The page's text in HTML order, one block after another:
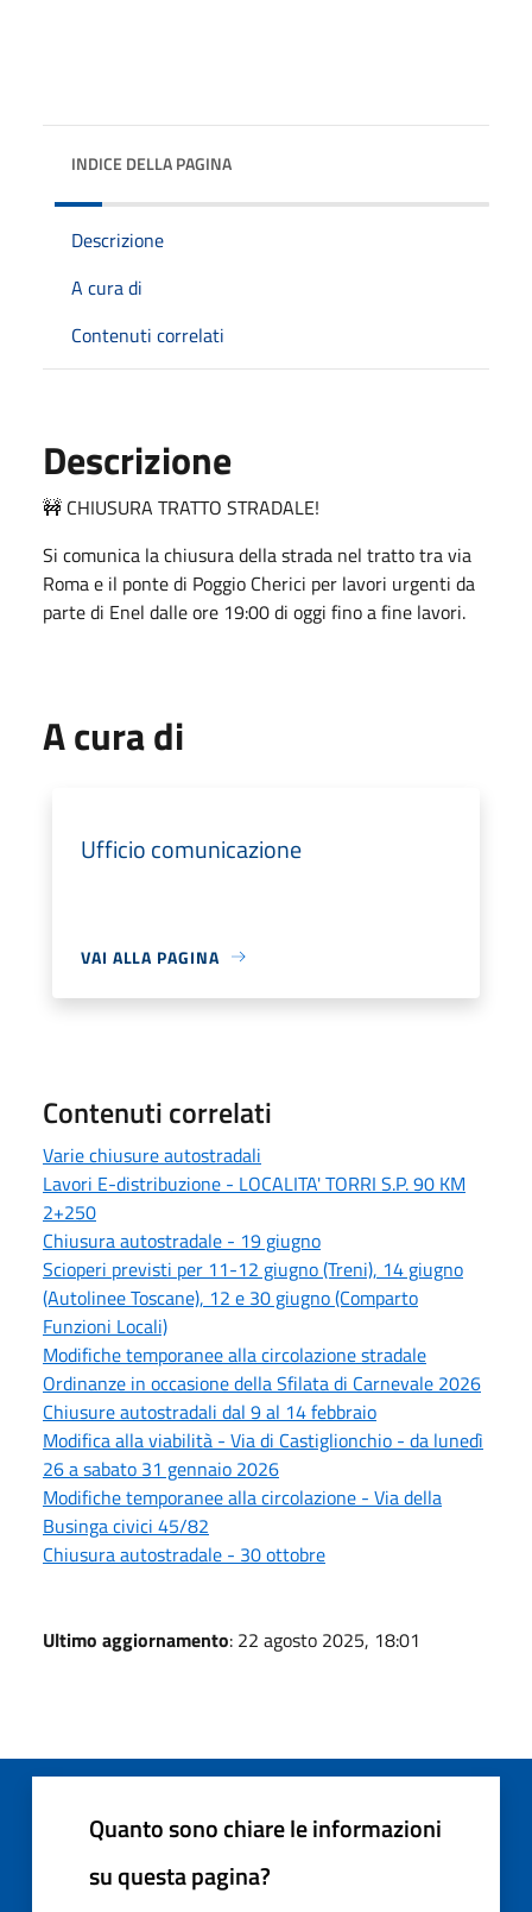
INDICE DELLA PAGINA
Descrizione
A cura di
Contenuti correlati
Descrizione
🚧 CHIUSURA TRATTO STRADALE!
Si comunica la chiusura della strada nel tratto tra via
Roma e il ponte di Poggio Cherici per lavori urgenti da
parte di Enel dalle ore 19:00 di oggi fino a fine lavori.
A cura di
Ufficio comunicazione
VAI ALLA PAGINA
Contenuti correlati
Varie chiusure autostradali
Lavori E-distribuzione - LOCALITA' TORRI S.P. 90 KM
2+250
Chiusura autostradale - 19 giugno
Scioperi previsti per 11-12 giugno (Treni), 14 giugno
(Autolinee Toscane), 12 e 30 giugno (Comparto
Funzioni Locali)
Modifiche temporanee alla circolazione stradale
Ordinanze in occasione della Sfilata di Carnevale 2026
Chiusure autostradali dal 9 al 14 febbraio
Modifica alla viabilità - Via di Castiglionchio - da lunedì
26 a sabato 31 gennaio 2026
Modifiche temporanee alla circolazione - Via della
Businga civici 45/82
Chiusura autostradale - 30 ottobre
Ultimo aggiornamento: 22 agosto 2025, 18:01
Quanto sono chiare le informazioni
su questa pagina?